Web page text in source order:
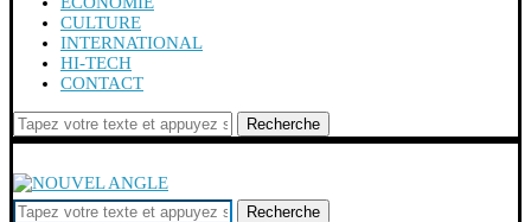
CULTURE
INTERNATIONAL
HI-TECH
CONTACT
Recherche
Recherche